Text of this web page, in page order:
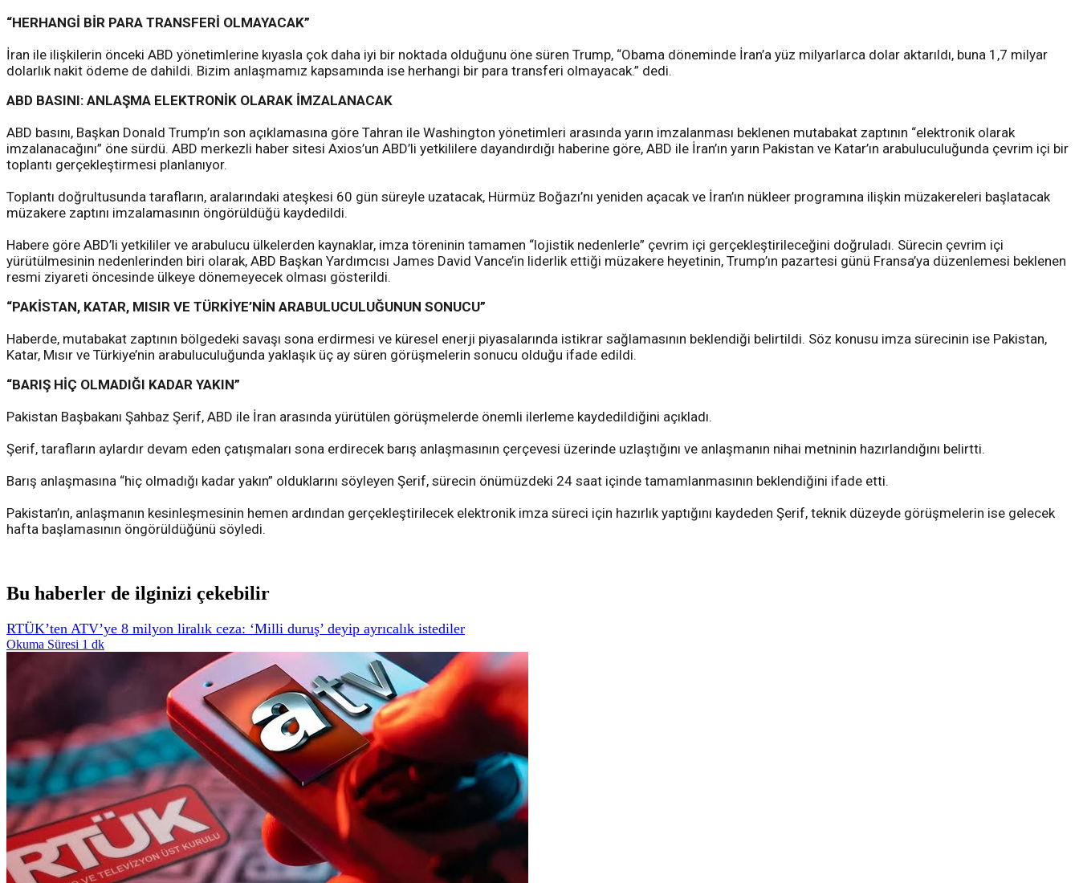
“HERHANGİ BİR PARA TRANSFERİ OLMAYACAK”
İran ile ilişkilerin önceki ABD yönetimlerine kıyasla çok daha iyi bir noktada olduğunu öne süren Trump, “Obama döneminde İran’a yüz milyarlarca dolar aktarıldı, buna 1,7 milyar
dolarlık nakit ödeme de dahildi. Bizim anlaşmamız kapsamında ise herhangi bir para transferi olmayacak.” dedi.
ABD BASINI: ANLAŞMA ELEKTRONİK OLARAK İMZALANACAK
ABD basını, Başkan Donald Trump’ın son açıklamasına göre Tahran ile Washington yönetimleri arasında yarın imzalanması beklenen mutabakat zaptının “elektronik olarak
imzalanacağını” öne sürdü. ABD merkezli haber sitesi Axios’un ABD’li yetkililere dayandırdığı haberine göre, ABD ile İran’ın yarın Pakistan ve Katar’ın arabuluculuğunda çevrim içi bir
toplantı gerçekleştirmesi planlanıyor.
Toplantı doğrultusunda tarafların, aralarındaki ateşkesi 60 gün süreyle uzatacak, Hürmüz Boğazı’nı yeniden açacak ve İran’ın nükleer programına ilişkin müzakereleri başlatacak
müzakere zaptını imzalamasının öngörüldüğü kaydedildi.
Habere göre ABD’li yetkililer ve arabulucu ülkelerden kaynaklar, imza töreninin tamamen “lojistik nedenlerle” çevrim içi gerçekleştirileceğini doğruladı. Sürecin çevrim içi
yürütülmesinin nedenlerinden biri olarak, ABD Başkan Yardımcısı James David Vance’in liderlik ettiği müzakere heyetinin, Trump’ın pazartesi günü Fransa’ya düzenlemesi beklenen
resmi ziyareti öncesinde ülkeye dönemeyecek olması gösterildi.
“PAKİSTAN, KATAR, MISIR VE TÜRKİYE’NİN ARABULUCULUĞUNUN SONUCU”
Haberde, mutabakat zaptının bölgedeki savaşı sona erdirmesi ve küresel enerji piyasalarında istikrar sağlamasının beklendiği belirtildi. Söz konusu imza sürecinin ise Pakistan,
Katar, Mısır ve Türkiye’nin arabuluculuğunda yaklaşık üç ay süren görüşmelerin sonucu olduğu ifade edildi.
“BARIŞ HİÇ OLMADIĞI KADAR YAKIN”
Pakistan Başbakanı Şahbaz Şerif, ABD ile İran arasında yürütülen görüşmelerde önemli ilerleme kaydedildiğini açıkladı.
Şerif, tarafların aylardır devam eden çatışmaları sona erdirecek barış anlaşmasının çerçevesi üzerinde uzlaştığını ve anlaşmanın nihai metninin hazırlandığını belirtti.
Barış anlaşmasına “hiç olmadığı kadar yakın” olduklarını söyleyen Şerif, sürecin önümüzdeki 24 saat içinde tamamlanmasının beklendiğini ifade etti.
Pakistan’ın, anlaşmanın kesinleşmesinin hemen ardından gerçekleştirilecek elektronik imza süreci için hazırlık yaptığını kaydeden Şerif, teknik düzeyde görüşmelerin ise gelecek
hafta başlamasının öngörüldüğünü söyledi.
Bu haberler de ilginizi çekebilir
RTÜK’ten ATV’ye 8 milyon liralık ceza: ‘Milli duruş’ deyip ayrıcalık istediler
Okuma Süresi 1 dk